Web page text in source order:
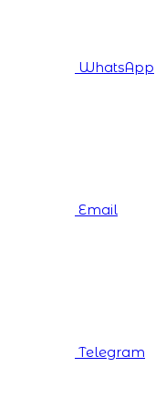
WhatsApp
Email
Telegram